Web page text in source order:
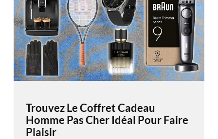
Trouvez Le Coffret Cadeau
Homme Pas Cher Idéal Pour Faire
Plaisir